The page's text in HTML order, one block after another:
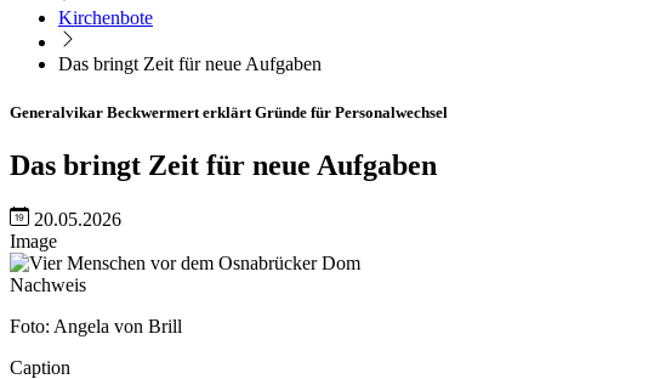
Kirchenbote
Das bringt Zeit für neue Aufgaben
Generalvikar Beckwermert erklärt Gründe für Personalwechsel
Das bringt Zeit für neue Aufgaben
20.05.2026
Image
Nachweis
Foto: Angela von Brill
Caption